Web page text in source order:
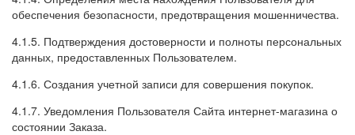
обеспечения безопасности, предотвращения мошенничества.
4.1.5. Подтверждения достоверности и полноты персональных
данных, предоставленных Пользователем.
4.1.6. Создания учетной записи для совершения покупок.
4.1.7. Уведомления Пользователя Сайта интернет-магазина о
состоянии Заказа.